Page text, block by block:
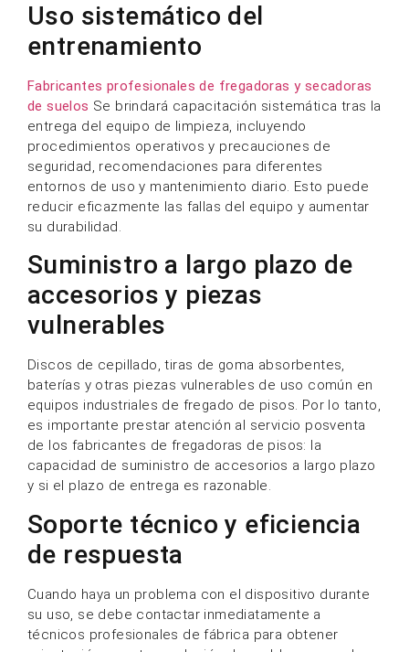
Uso sistemático del
entrenamiento
Fabricantes profesionales de fregadoras y secadoras
de suelos Se brindará capacitación sistemática tras la
entrega del equipo de limpieza, incluyendo
procedimientos operativos y precauciones de
seguridad, recomendaciones para diferentes
entornos de uso y mantenimiento diario. Esto puede
reducir eficazmente las fallas del equipo y aumentar
su durabilidad.
Suministro a largo plazo de
accesorios y piezas
vulnerables
Discos de cepillado, tiras de goma absorbentes,
baterías y otras piezas vulnerables de uso común en
equipos industriales de fregado de pisos. Por lo tanto,
es importante prestar atención al servicio posventa
de los fabricantes de fregadoras de pisos: la
capacidad de suministro de accesorios a largo plazo
y si el plazo de entrega es razonable.
Soporte técnico y eficiencia
de respuesta
Cuando haya un problema con el dispositivo durante
su uso, se debe contactar inmediatamente a
técnicos profesionales de fábrica para obtener